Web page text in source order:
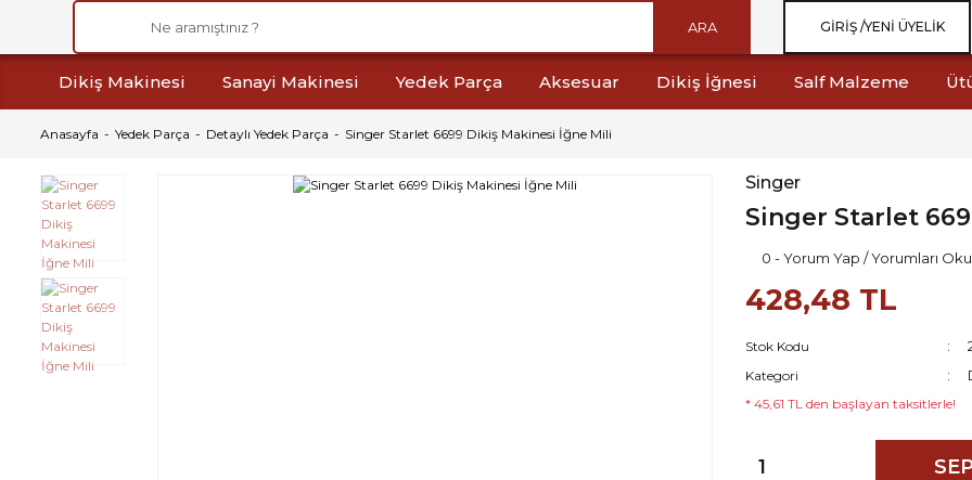
ARA GIRIŞ /YENI ÜYELIK
Dikiş Makinesi Sanayi Makinesi Yedek Parça Aksesuar Dikiş İğnesi Salf Malzeme
Anasayfa Yedek Parça Detaylı Yedek Parça Singer Starlet 6699 Dikiş Makinesi İğne Mili
Singer
Singer Starlet
0 - Yorum Yap / Yorumları Oku
428,48 TL
Stok Kodu
Kategori
* 45,61 TL den başlayan taksitlerle!